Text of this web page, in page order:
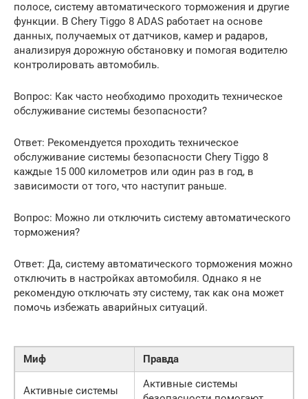
полосе, систему автоматического торможения и другие
функции. В Chery Tiggo 8 ADAS работает на основе
данных, получаемых от датчиков, камер и радаров,
анализируя дорожную обстановку и помогая водителю
контролировать автомобиль.
Вопрос: Как часто необходимо проходить техническое
обслуживание системы безопасности?
Ответ: Рекомендуется проходить техническое
обслуживание системы безопасности Chery Tiggo 8
каждые 15 000 километров или один раз в год, в
зависимости от того, что наступит раньше.
Вопрос: Можно ли отключить систему автоматического
торможения?
Ответ: Да, систему автоматического торможения можно
отключить в настройках автомобиля. Однако я не
рекомендую отключать эту систему, так как она может
помочь избежать аварийных ситуаций.
Миф Правда
Активные системы
Активные системы